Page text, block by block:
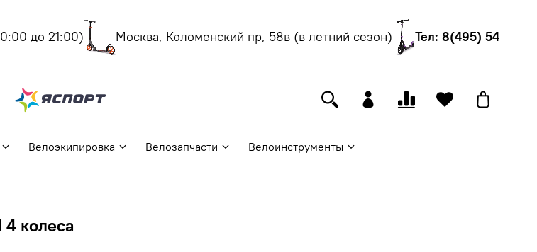
до 21:00) Москва, Коломенский пр, 58в (в летний сезон) Тел: 8(495) 540-55-06
Велоэкипировка Велозапчасти Велоинструменты
колеса